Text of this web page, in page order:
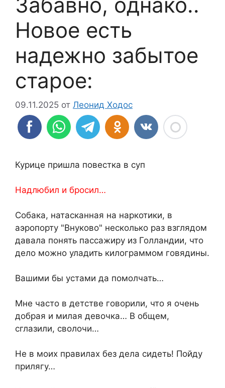
Новое есть
надежно забытое
старое:
09.11.2025 от Леонид Ходос
Курице пришла повестка в суп
Надлюбил и бросил…
Собака, натасканная на наркотики, в
аэропорту "Внуково" несколько раз взглядом
давала понять пассажиру из Голландии, что
дело можно уладить килограммом говядины.
Вашими бы устами да помолчать…
Мне часто в детстве говорили, что я очень
добрая и милая девочка… В общем,
сглазили, сволочи…
Не в моих правилах без дела cидеть! Пойду
прилягу…